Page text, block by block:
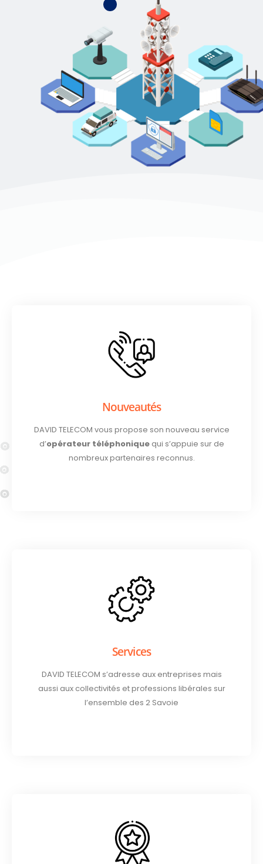
Nouveautés
DAVID TELECOM vous propose son nouveau service
d’opérateur téléphoniquequi s’appuie sur de
nombreux partenaires reconnus.
Services
DAVID TELECOM s’adresse aux entreprises mais
aussi aux collectivités et professions libérales sur
l’ensemble des 2 Savoie